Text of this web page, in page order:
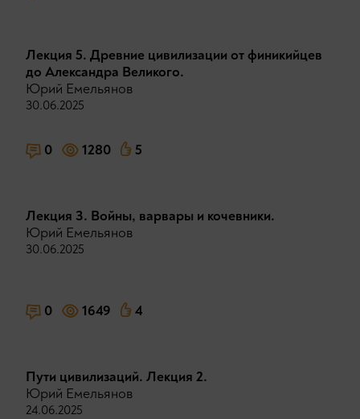
Лекция 5. Древние цивилизации от финикийцев
до Александра Великого.
Юрий Емельянов
30.06.2025
0 1280 5
Лекция 3. Войны, варвары и кочевники.
Юрий Емельянов
30.06.2025
0 1649 4
Пути цивилизаций. Лекция 2.
Юрий Емельянов
24.06.2025